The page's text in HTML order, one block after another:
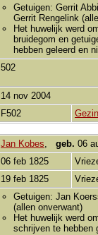
Getuigen: Gerrit
Gerrit Rengelink
Het huwelijk werd
bruidegom en
hebben geleerd en
502
14 nov 2004
F502
Jan Kobes, geb. 06
06 feb 1825
19 feb 1825
Getuigen: Jan
(allen onverwant)
Het huwelijk werd
schrijven te hebben